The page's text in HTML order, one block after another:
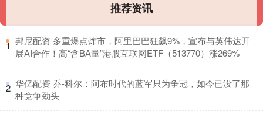
推荐资讯
1 ​邦尼配资 多重爆点炸市，阿里巴巴狂飙9%，宣布与英伟达开
展AI合作！高“含BA量”港股互联网ETF（513770）涨269%
2 ​华亿配资 乔-科尔：阿布时代的蓝军只为争冠，如今已没了那
种竞争劲头